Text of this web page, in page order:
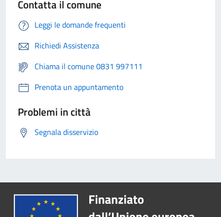
Contatta il comune
Leggi le domande frequenti
Richiedi Assistenza
Chiama il comune 0831 997111
Prenota un appuntamento
Problemi in città
Segnala disservizio